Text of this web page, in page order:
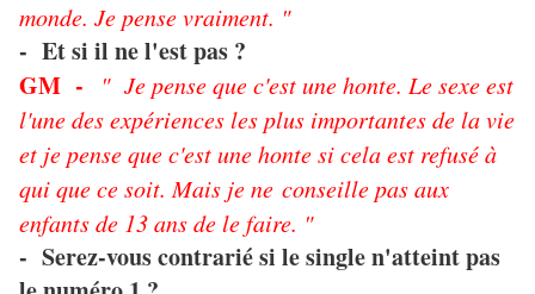
monde. Je pense vraiment. "
- Et si il ne l'est pas ?
GM -
" Je pense que c'est une honte. Le sexe est
l'une des expériences les plus importantes de la vie
et je pense que c'est une honte si cela est refusé à
qui que ce soit. Mais je ne conseille pas aux
enfants de 13 ans de le faire. "
- Serez-vous contrarié si le single n'atteint pas